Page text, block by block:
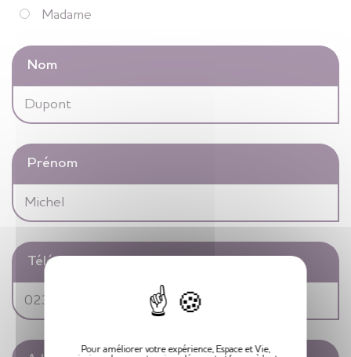
Madame
Nom
Prénom
Téléphone
Pour améliorer votre expérience, Espace et Vie,